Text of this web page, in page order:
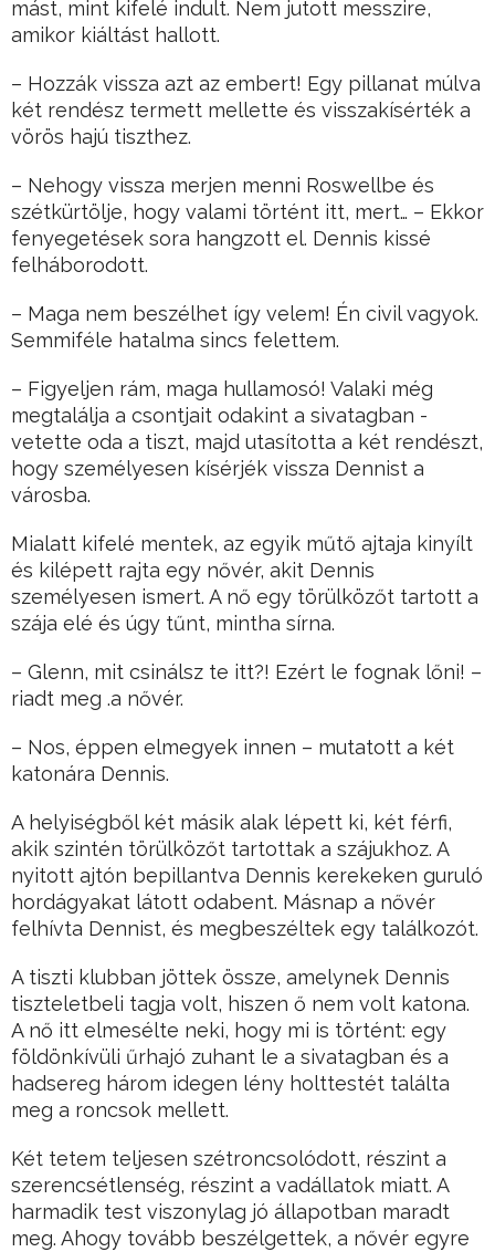
mást, mint kifelé indult. Nem jutott messzire,
amikor kiáltást hallott.
– Hozzák vissza azt az embert! Egy pillanat múlva
két rendész termett mellette és visszakísérték a
vörös hajú tiszthez.
– Nehogy vissza merjen menni Roswellbe és
szétkürtölje, hogy valami történt itt, mert… – Ekkor
fenyegetések sora hangzott el. Dennis kissé
felháborodott.
– Maga nem beszélhet így velem! Én civil vagyok.
Semmiféle hatalma sincs felettem.
– Figyeljen rám, maga hullamosó! Valaki még
megtalálja a csontjait odakint a sivatagban -
vetette oda a tiszt, majd utasította a két rendészt,
hogy személyesen kísérjék vissza Dennist a
városba.
Mialatt kifelé mentek, az egyik műtő ajtaja kinyílt
és kilépett rajta egy nővér, akit Dennis
személyesen ismert. A nő egy törülközőt tartott a
szája elé és úgy tűnt, mintha sírna.
– Glenn, mit csinálsz te itt?! Ezért le fognak lőni! –
riadt meg .a nővér.
– Nos, éppen elmegyek innen – mutatott a két
katonára Dennis.
A helyiségből két másik alak lépett ki, két férfi,
akik szintén törülközőt tartottak a szájukhoz. A
nyitott ajtón bepillantva Dennis kerekeken guruló
hordágyakat látott odabent. Másnap a nővér
felhívta Dennist, és megbeszéltek egy találkozót.
A tiszti klubban jöttek össze, amelynek Dennis
tiszteletbeli tagja volt, hiszen ő nem volt katona.
A nő itt elmesélte neki, hogy mi is történt: egy
földönkívüli űrhajó zuhant le a sivatagban és a
hadsereg három idegen lény holttestét találta
meg a roncsok mellett.
Két tetem teljesen szétroncsolódott, részint a
szerencsétlenség, részint a vadállatok miatt. A
harmadik test viszonylag jó állapotban maradt
meg. Ahogy tovább beszélgettek, a nővér egyre